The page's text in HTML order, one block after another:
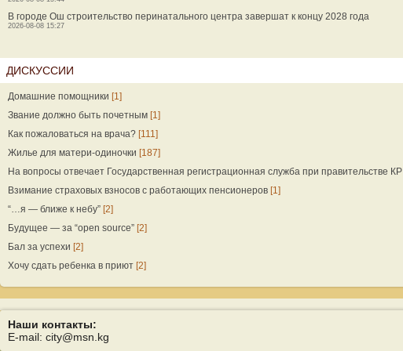
В городе Ош строительство перинатального центра завершат к концу 2028 года
2026-08-08 15:27
ДИСКУССИИ
Домашние помощники [1]
Звание должно быть почетным [1]
Как пожаловаться на врача? [111]
Жилье для матери-одиночки [187]
На вопросы отвечает Государственная регистрационная служба при правительстве КР
Взимание страховых взносов с работающих пенсионеров [1]
“…я — ближе к небу” [2]
Будущее — за “open source” [2]
Бал за успехи [2]
Хочу сдать ребенка в приют [2]
Наши контакты:
E-mail: city@msn.kg